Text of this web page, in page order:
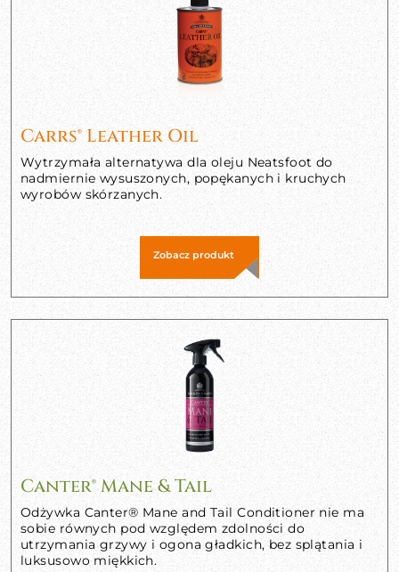
Carrs® Leather Oil
Wytrzymała alternatywa dla oleju Neatsfoot do
nadmiernie wysuszonych, popękanych i kruchych
wyrobów skórzanych.
Zobacz produkt
Canter® Mane & Tail
Odżywka Canter® Mane and Tail Conditioner nie ma
sobie równych pod względem zdolności do
utrzymania grzywy i ogona gładkich, bez splątania i
luksusowo miękkich.